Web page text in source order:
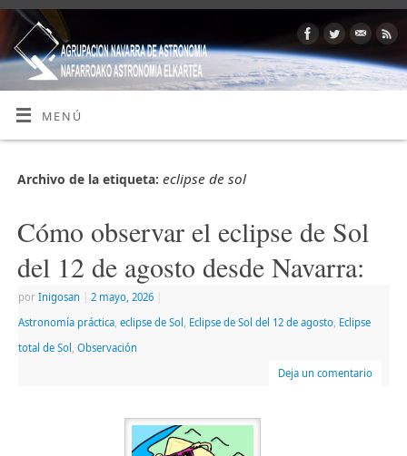
MENÚ
Archivo de la etiqueta: eclipse de sol
Cómo observar el eclipse de Sol
del 12 de agosto desde Navarra:
por Inigosan 2 mayo, 2026
Astronomía práctica, eclipse de Sol Eclipse de Sol del 12 de agosto, Eclipse
total de Sol Observación
Deja un comentario